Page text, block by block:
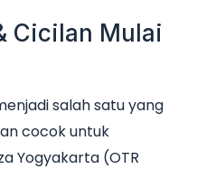
Cicilan Mulai
salah satu yang
cocok untuk
Yogyakarta (OTR